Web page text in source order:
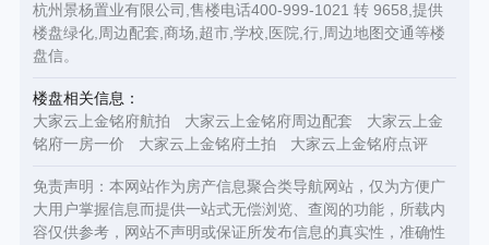
杭州景杨置业有限公司,售楼电话400-999-1021 转 9658,提供
楼盘绿化,周边配套,商场,超市,学校,医院,行,周边地图交通等楼
盘信。
楼盘相关信息：
大家云上金铭府航拍
大家云上金铭府周边配套
大家云上金
铭府一房一价
大家云上金铭府土拍 大家云上金铭府点评
免责声明：本网站作为房产信息聚合类导航网站，仅为方便广
大用户掌握信息而提供一站式无偿浏览、查阅的功能，所载内
容仅供参考，网站不声明或保证所发布信息的真实性，准确性